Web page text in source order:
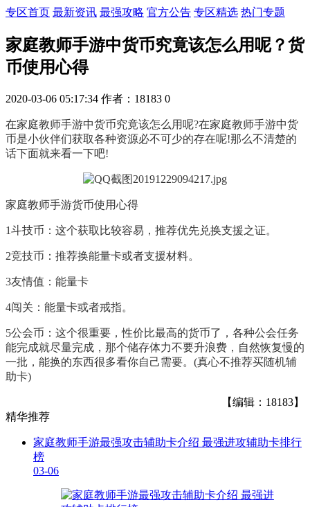
专区首页 最新资讯 最强攻略 官方公告 专区精选 热门专题
家庭教师手游中货币究竟该怎么用呢？货
币使用心得
2020-03-06 05:17:34 作者：18183 0
在家庭教师手游中货币究竟该怎么用呢?在家庭教师手游中货
币是小伙伴们获取各种资源必不可少的存在呢!那么不清楚的
话下面就来看一下吧!
家庭教师手游货币使用心得
1斗技币：这个获取比较容易，推荐优先兑换支援之证。
2竞技币：推荐换能量卡或者支援材料。
3友情值：能量卡
4闯关：能量卡或者戒指。
5公会币：这个很重要，性价比最高的货币了，各种公会任务
能完成就尽量完成，那个储存体力不要升浪费，自然恢复慢的
一批，能换的东西很多看你自己需要。(真心不推荐买随机辅
助卡)
【编辑：18183】
精华推荐
家庭教师手游最强攻击辅助卡介绍 最强进攻辅助卡排行
榜
03-06